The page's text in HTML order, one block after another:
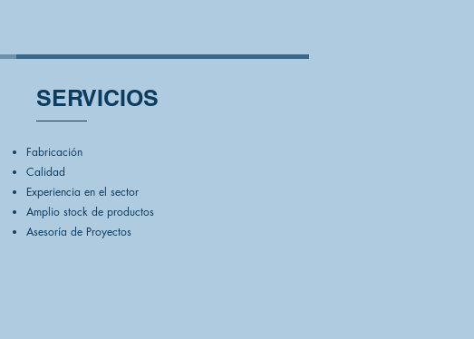
SERVICIOS
Fabricación
Calidad
Experiencia en el sector
​Amplio stock de productos
Asesoría de Proyectos​